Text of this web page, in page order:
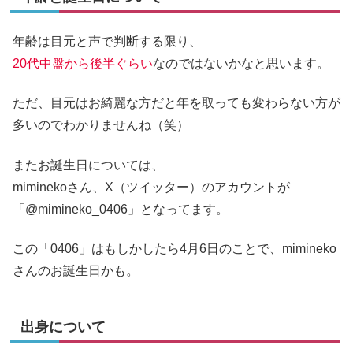
年齢は目元と声で判断する限り、
20代中盤から後半ぐらいなのではないかなと思います。
ただ、目元はお綺麗な方だと年を取っても変わらない方が
多いのでわかりませんね（笑）
またお誕生日については、
miminekoさん、X（ツイッター）のアカウントが
「@mimineko_0406」となってます。
この「0406」はもしかしたら4月6日のことで、mimineko
さんのお誕生日かも。
出身について